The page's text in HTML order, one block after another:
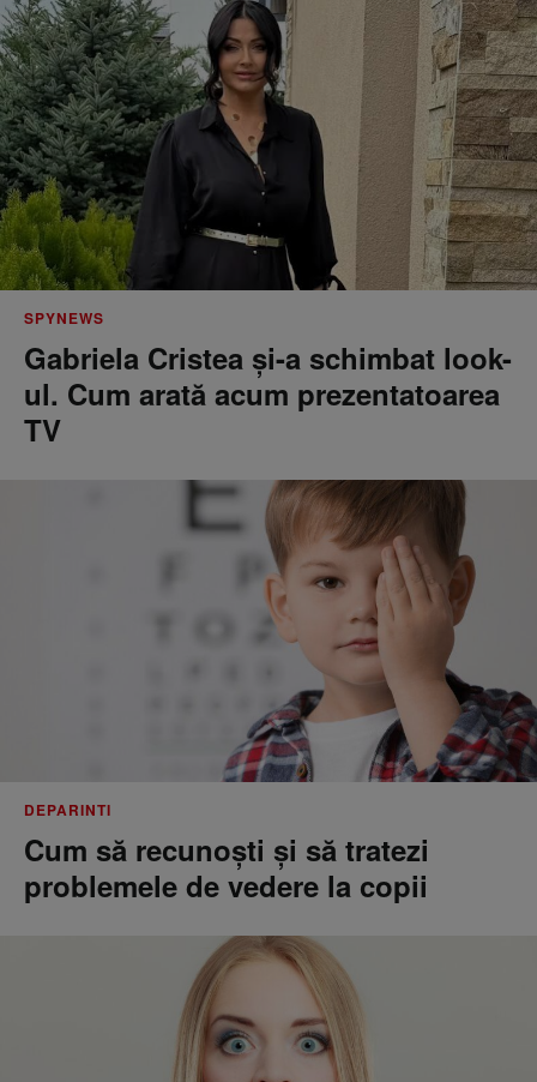
SPYNEWS
Gabriela Cristea și-a schimbat look-
ul. Cum arată acum prezentatoarea
TV
DEPARINTI
Cum să recunoști și să tratezi
problemele de vedere la copii